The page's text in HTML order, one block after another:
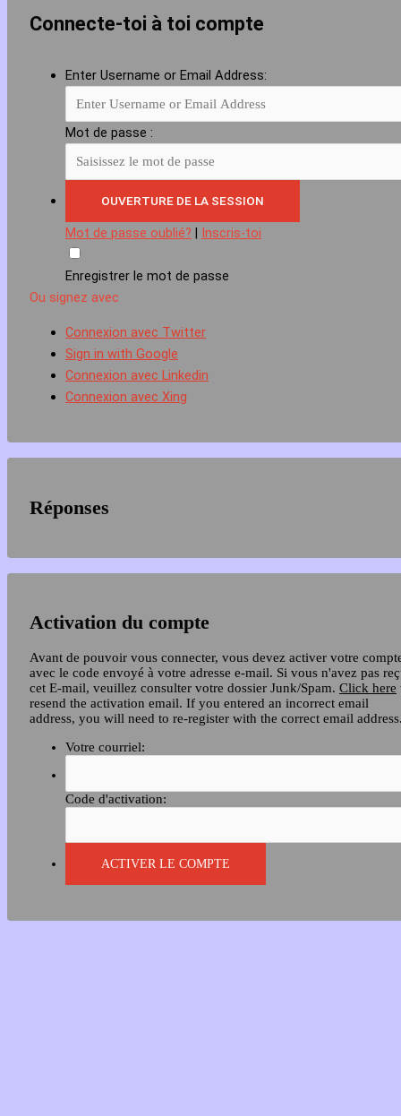
Connecte-toi à toi compte
Enter Username or Email Address:
Mot de passe :
Mot de passe oublié? Inscris-toi
Enregistrer le mot de passe
Ou signez avec
Connexion avec Twitter
Sign in with Google
Connexion avec Linkedin
Connexion avec Xing
Réponses
Activation du compte
Avant de pouvoir vous connecter, vous devez activer votre
avec le code envoyé à votre adresse e-mail. Si vous n'avez pas
cet E-mail, veuillez consulter votre dossier Junk/Spam. Click here
resend the activation email. If you entered an incorrect email
address, you will need to re-register with the correct email
Votre courriel:
Code d'activation: